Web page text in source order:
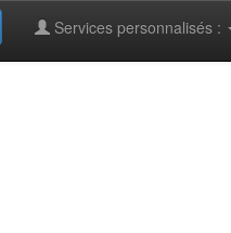
Services personnalisés :